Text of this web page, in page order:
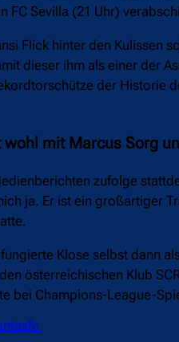
FC Sevilla (21 Uhr)
Flick hinter den Kulissen
dieser ihm als einer der
der Historie
mit Marcus Sorg
zufolge
ja. Er ist ein großartiger
Klose selbst dann
österreichischen Klub
bei Champions-League-